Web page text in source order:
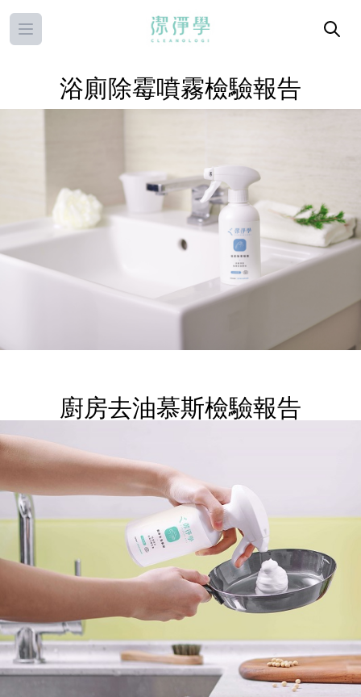
Open main menu
浴廁除霉噴霧檢驗報告
廚房去油慕斯檢驗報告